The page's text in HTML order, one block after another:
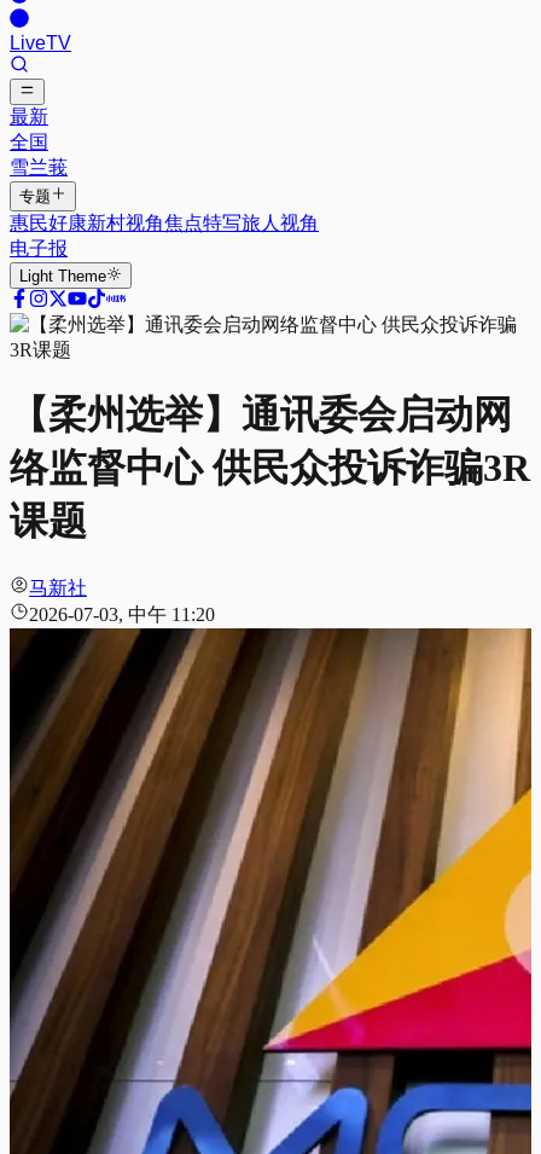
LiveTV
最新
全国
雪兰莪
专题
惠民好康新村视角焦点特写旅人视角
电子报
Light Theme
【柔州选举】通讯委会启动网
络监督中心 供民众投诉诈骗3R
课题
马新社
2026-07-03, 中午 11:20